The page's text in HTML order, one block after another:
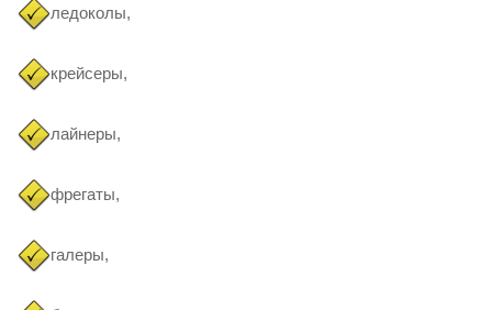
ледоколы,
крейсеры,
лайнеры,
фрегаты,
галеры,